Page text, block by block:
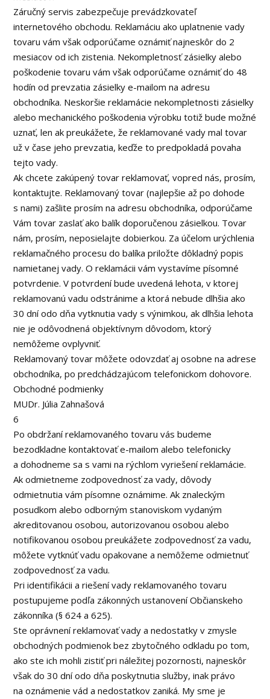
Záručný servis zabezpečuje prevádzkovateľ
internetového obchodu. Reklamáciu ako uplatnenie vady
tovaru vám však odporúčame oznámiť najneskôr do 2
mesiacov od ich zistenia. Nekompletnosť zásielky alebo
poškodenie tovaru vám však odporúčame oznámiť do 48
hodín od prevzatia zásielky e-mailom na adresu
obchodníka. Neskoršie reklamácie nekompletnosti zásielky
alebo mechanického poškodenia výrobku totiž bude možné
uznať, len ak preukážete, že reklamované vady mal tovar
už v čase jeho prevzatia, keďže to predpokladá povaha
tejto vady.
Ak chcete zakúpený tovar reklamovať, vopred nás, prosím,
kontaktujte. Reklamovaný tovar (najlepšie až po dohode
s nami) zašlite prosím na adresu obchodníka, odporúčame
Vám tovar zaslať ako balík doporučenou zásielkou. Tovar
nám, prosím, neposielajte dobierkou. Za účelom urýchlenia
reklamačného procesu do balíka priložte dôkladný popis
namietanej vady. O reklamácii vám vystavíme písomné
potvrdenie. V potvrdení bude uvedená lehota, v ktorej
reklamovanú vadu odstránime a ktorá nebude dlhšia ako
30 dní odo dňa vytknutia vady s výnimkou, ak dlhšia lehota
nie je odôvodnená objektívnym dôvodom, ktorý
nemôžeme ovplyvniť.
Reklamovaný tovar môžete odovzdať aj osobne na adrese
obchodníka, po predchádzajúcom telefonickom dohovore.
Obchodné podmienky
MUDr. Júlia Zahnašová
6
Po obdržaní reklamovaného tovaru vás budeme
bezodkladne kontaktovať e-mailom alebo telefonicky
a dohodneme sa s vami na rýchlom vyriešení reklamácie.
Ak odmietneme zodpovednosť za vady, dôvody
odmietnutia vám písomne oznámime. Ak znaleckým
posudkom alebo odborným stanoviskom vydaným
akreditovanou osobou, autorizovanou osobou alebo
notifikovanou osobou preukážete zodpovednosť za vadu,
môžete vytknúť vadu opakovane a nemôžeme odmietnuť
zodpovednosť za vadu.
Pri identifikácii a riešení vady reklamovaného tovaru
postupujeme podľa zákonných ustanovení Občianskeho
zákonníka (§ 624 a 625).
Ste oprávnení reklamovať vady a nedostatky v zmysle
obchodných podmienok bez zbytočného odkladu po tom,
ako ste ich mohli zistiť pri náležitej pozornosti, najneskôr
však do 30 dní odo dňa poskytnutia služby, inak právo
na oznámenie vád a nedostatkov zaniká. My sme je